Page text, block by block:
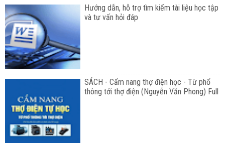
Hướng dẫn, hỗ trợ tìm kiếm tài liệu học tập
và tư vấn hỏi đáp
SÁCH - Cẩm nang thợ điện học - Từ phổ
thông tới thợ điện (Nguyễn Văn Phong) Full